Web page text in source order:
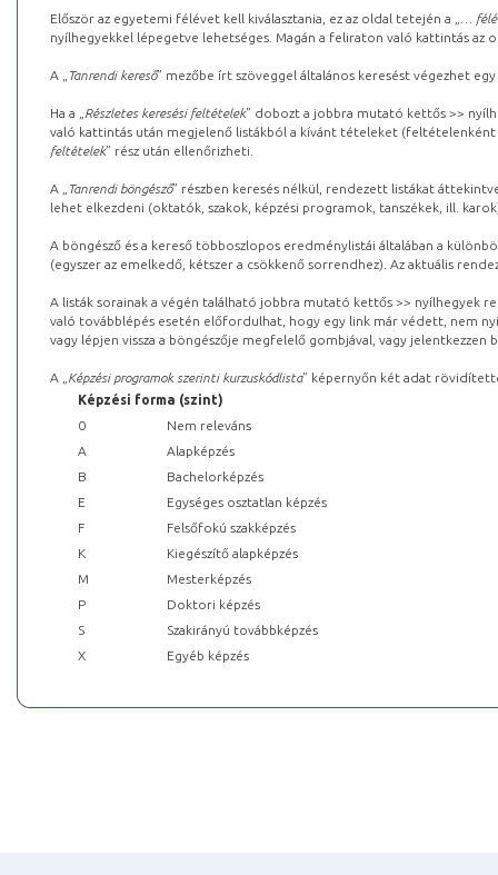
Először az egyetemi félévet kell kiválasztania, ez az oldal tetején a „
…
nyílhegyekkel lépegetve lehetséges. Magán a feliraton való kattintás az
A „ Tanrendi kereső” mezőbe írt szöveggel általános keresést végezhet
Ha a „ Részletes keresési feltételek” dobozt a jobbra mutató kettős >>
való kattintás után megjelenő listákból a kívánt tételeket (feltételenként
feltételek” rész után ellenőrizheti.
A „ Tanrendi böngésző” részben keresés nélkül, rendezett listákat
lehet elkezdeni (oktatók, szakok, képzési programok, tanszékek, ill.
A böngésző és a kereső többoszlopos eredménylistái általában a
(egyszer az emelkedő, kétszer a csökkenő sorrendhez). Az aktuális
A listák sorainak a végén található jobbra mutató kettős >> nyílhegyek
való továbblépés esetén előfordulhat, hogy egy link már védett, nem
vagy lépjen vissza a böngészője megfelelő gombjával, vagy
A „ Képzési programok szerinti kurzuskódlista” képernyőn két adat
Képzési forma (szint)
0
Nem releváns
A
Alapképzés
B
Bachelorképzés
E
Egységes osztatlan képzés
F
Felsőfokú szakképzés
K
Kiegészítő alapképzés
M
Mesterképzés
P
Doktori képzés
S
Szakirányú továbbképzés
X
Egyéb képzés